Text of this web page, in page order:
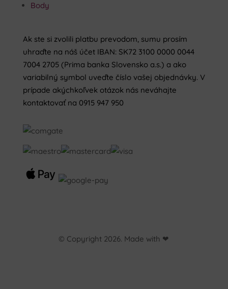
Body
Ak ste si zvolili platbu prevodom, sumu prosím
uhraďte na náš účet IBAN: SK72 3100 0000 0044
7004 2705 (Prima banka Slovensko a.s.) a ako
variabilný symbol uveďte číslo vašej objednávky. V
prípade akýchkoľvek otázok nás neváhajte
kontaktovať na 0915 947 950
© Copyright 2026. Made with ❤